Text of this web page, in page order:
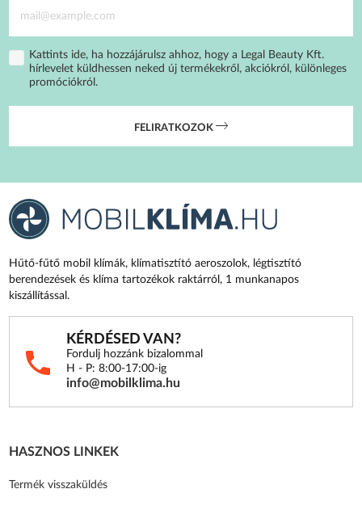
Kattints ide, ha hozzájárulsz ahhoz, hogy a Legal Beauty Kft.
hírlevelet küldhessen neked új termékekről, akciókról, különleges
promóciókról.
FELIRATKOZOK
Hűtő-fűtő mobil klímák, klímatisztító aeroszolok, légtisztító
berendezések és klíma tartozékok raktárról, 1 munkanapos
kiszállítással.
KÉRDÉSED VAN?
Fordulj hozzánk bizalommal
H - P: 8:00-17:00-ig
info@mobilklima.hu
HASZNOS LINKEK
Termék visszaküldés